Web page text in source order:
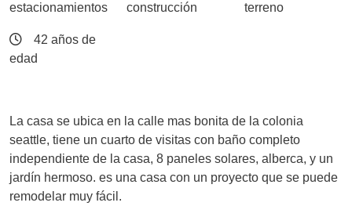
estacionamientos
construcción
terreno
42 años de
edad
La casa se ubica en la calle mas bonita de la colonia
seattle, tiene un cuarto de visitas con baño completo
independiente de la casa, 8 paneles solares, alberca, y un
jardín hermoso. es una casa con un proyecto que se puede
remodelar muy fácil.